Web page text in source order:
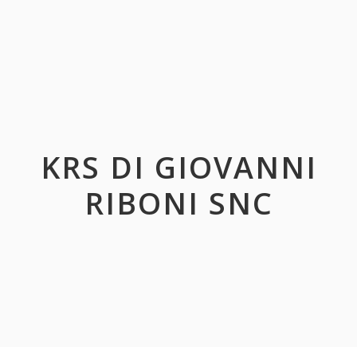
KRS DI GIOVANNI
RIBONI SNC